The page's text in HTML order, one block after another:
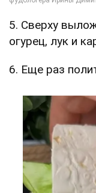
5. Сверху
огурец, лук и
6. Еще раз